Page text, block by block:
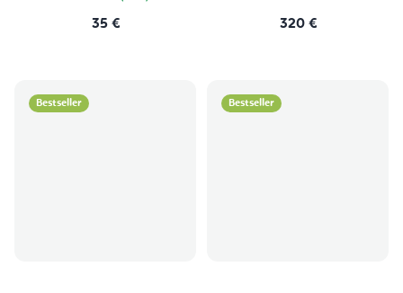
35 €
320 €
Bestseller Bestseller